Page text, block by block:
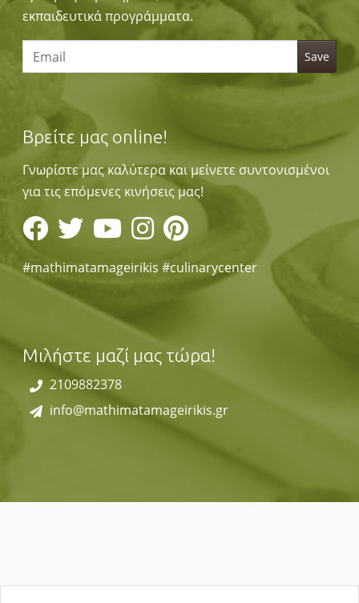
εκπαιδευτικά προγράμματα.
Βρείτε μας online!
Γνωρίστε μας καλύτερα και μείνετε συντονισμένοι
για τις επόμενες κινήσεις μας!
#mathimatamageirikis #culinarycenter
Μιλήστε μαζί μας τώρα!
2109882378
info@mathimatamageirikis.gr